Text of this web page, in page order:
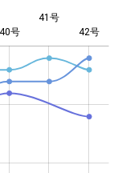
40号
41号
42号